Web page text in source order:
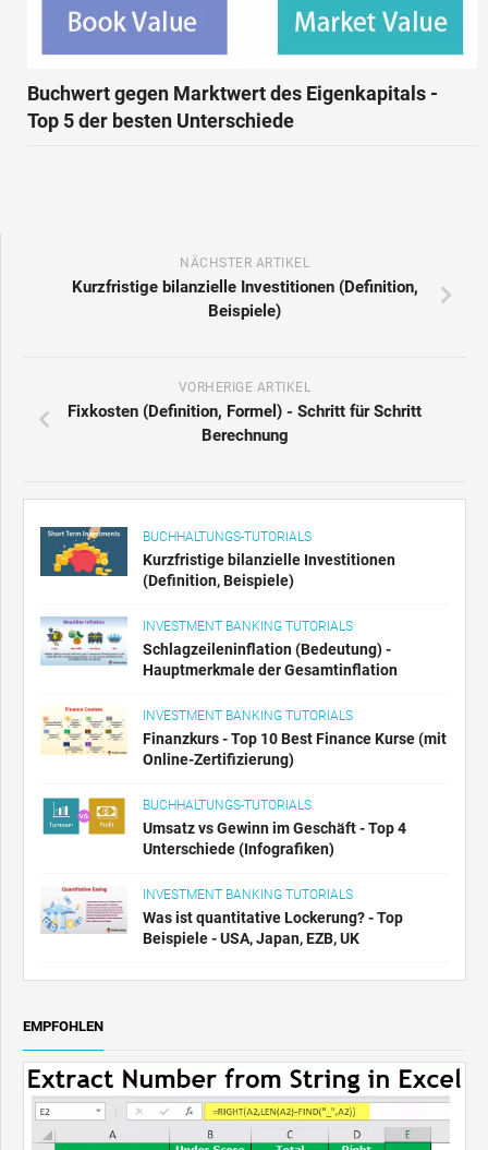
Buchwert gegen Marktwert des Eigenkapitals -
Top 5 der besten Unterschiede
NÄCHSTER ARTIKEL
Kurzfristige bilanzielle Investitionen (Definition,
Beispiele)
VORHERIGE ARTIKEL
Fixkosten (Definition, Formel) - Schritt für Schritt
Berechnung
BUCHHALTUNGS-TUTORIALS
Kurzfristige bilanzielle Investitionen
(Definition, Beispiele)
INVESTMENT BANKING TUTORIALS
Schlagzeileninflation (Bedeutung) -
Hauptmerkmale der Gesamtinflation
INVESTMENT BANKING TUTORIALS
Finanzkurs - Top 10 Best Finance Kurse (mit
Online-Zertifizierung)
BUCHHALTUNGS-TUTORIALS
Umsatz vs Gewinn im Geschäft - Top 4
Unterschiede (Infografiken)
INVESTMENT BANKING TUTORIALS
Was ist quantitative Lockerung? - Top
Beispiele - USA, Japan, EZB, UK
EMPFOHLEN